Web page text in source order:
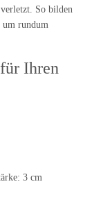
So bilden
um rundum
Ihren
3 cm